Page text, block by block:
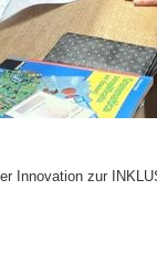
Innovation zur